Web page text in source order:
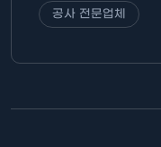
공사 전문업체